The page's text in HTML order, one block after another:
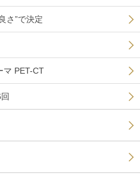
さ”で決定
マ PET-CT